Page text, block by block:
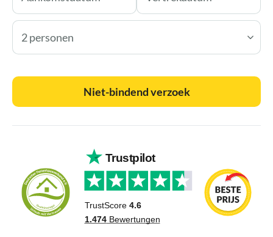
2 personen
Niet-bindend verzoek